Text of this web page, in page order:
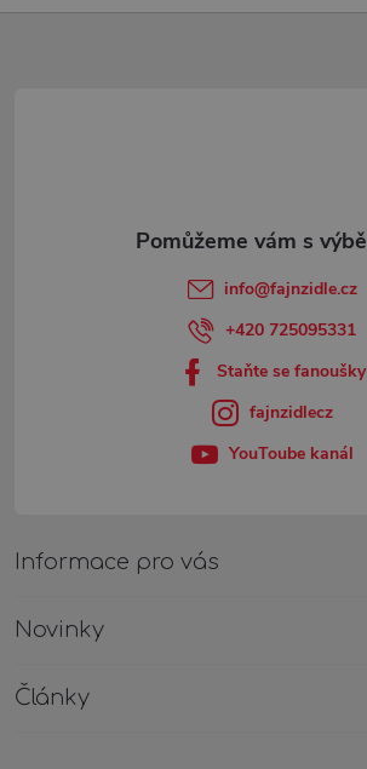
Informace pro vás
Novinky
Články
info@fajnzidle.cz
+420 725095331
Staňte se fanoušky
fajnzidlecz
YouToube kanál